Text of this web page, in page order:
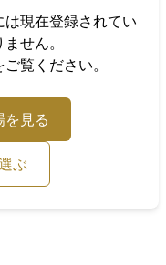
は現在登録されてい
せん。
覧ください。
を見る
ぶ